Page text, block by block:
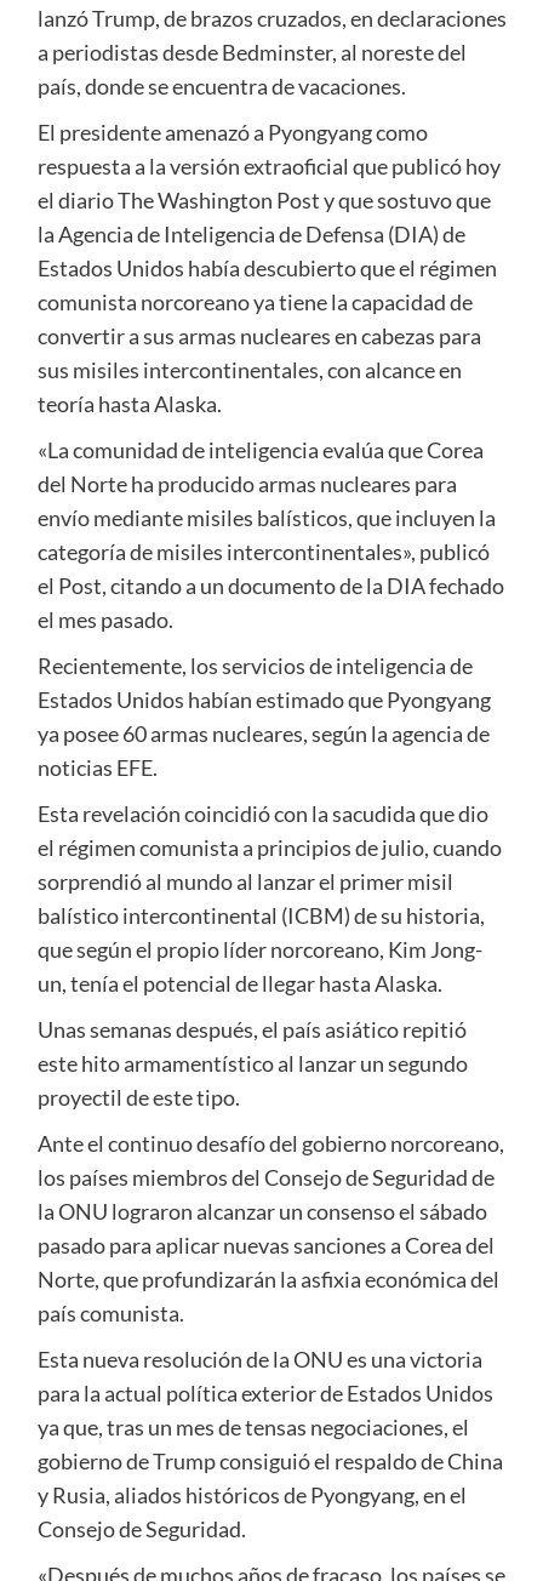
lanzó Trump, de brazos cruzados, en declaraciones
a periodistas desde Bedminster, al noreste del
país, donde se encuentra de vacaciones.
El presidente amenazó a Pyongyang como
respuesta a la versión extraoficial que publicó hoy
el diario The Washington Post y que sostuvo que
la Agencia de Inteligencia de Defensa (DIA) de
Estados Unidos había descubierto que el régimen
comunista norcoreano ya tiene la capacidad de
convertir a sus armas nucleares en cabezas para
sus misiles intercontinentales, con alcance en
teoría hasta Alaska.
«La comunidad de inteligencia evalúa que Corea
del Norte ha producido armas nucleares para
envío mediante misiles balísticos, que incluyen la
categoría de misiles intercontinentales», publicó
el Post, citando a un documento de la DIA fechado
el mes pasado.
Recientemente, los servicios de inteligencia de
Estados Unidos habían estimado que Pyongyang
ya posee 60 armas nucleares, según la agencia de
noticias EFE.
Esta revelación coincidió con la sacudida que dio
el régimen comunista a principios de julio, cuando
sorprendió al mundo al lanzar el primer misil
balístico intercontinental (ICBM) de su historia,
que según el propio líder norcoreano, Kim Jong-
un, tenía el potencial de llegar hasta Alaska.
Unas semanas después, el país asiático repitió
este hito armamentístico al lanzar un segundo
proyectil de este tipo.
Ante el continuo desafío del gobierno norcoreano,
los países miembros del Consejo de Seguridad de
la ONU lograron alcanzar un consenso el sábado
pasado para aplicar nuevas sanciones a Corea del
Norte, que profundizarán la asfixia económica del
país comunista.
Esta nueva resolución de la ONU es una victoria
para la actual política exterior de Estados Unidos
ya que, tras un mes de tensas negociaciones, el
gobierno de Trump consiguió el respaldo de China
y Rusia, aliados históricos de Pyongyang, en el
Consejo de Seguridad.
«Después de muchos años de fracaso, los países se